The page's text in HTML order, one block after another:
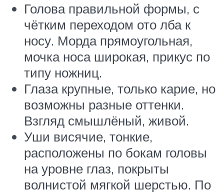
Голова правильной формы, с
чётким переходом ото лба к
носу. Морда прямоугольная,
мочка носа широкая, прикус по
типу ножниц.
Глаза крупные, только карие, но
возможны разные оттенки.
Взгляд смышлёный, живой.
Уши висячие, тонкие,
расположены по бокам головы
на уровне глаз, покрыты
волнистой мягкой шерстью. По